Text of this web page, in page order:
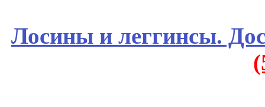
Лосины и леггинсы.